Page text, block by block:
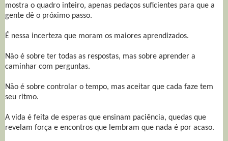
mostra o quadro inteiro, apenas pedaços suficientes para que a
gente dê o próximo passo.
É nessa incerteza que moram os maiores aprendizados.
Não é sobre ter todas as respostas, mas sobre aprender a
caminhar com perguntas.
Não é sobre controlar o tempo, mas aceitar que cada faze tem
seu ritmo.
A vida é feita de esperas que ensinam paciência, quedas que
revelam força e encontros que lembram que nada é por acaso.